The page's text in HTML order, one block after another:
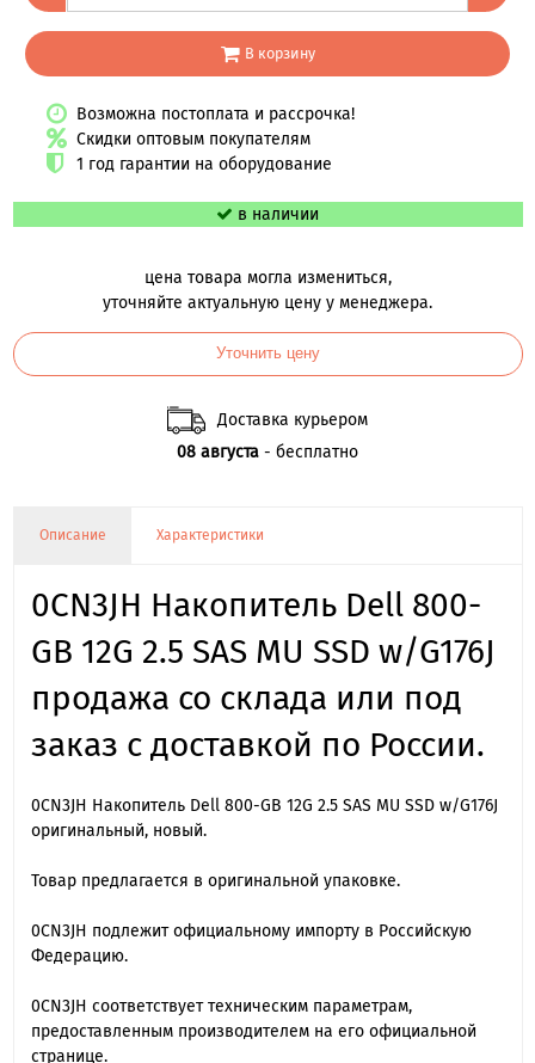
В корзину
Возможна постоплата и рассрочка!
Скидки оптовым покупателям
1 год гарантии на оборудование
в наличии
цена товара могла измениться,
уточняйте актуальную цену у менеджера.
Уточнить цену
Доставка курьером
08 августа - бесплатно
Описание Характеристики
0CN3JH Накопитель Dell 800-
GB 12G 2.5 SAS MU SSD w/G176J
продажа со склада или под
заказ с доставкой по России.
0CN3JH Накопитель Dell 800-GB 12G 2.5 SAS MU SSD w/G176J
оригинальный, новый.
Товар предлагается в оригинальной упаковке.
0CN3JH подлежит официальному импорту в Российскую
Федерацию.
0CN3JH cоответствует техническим параметрам,
предоставленным производителем на его официальной
странице.